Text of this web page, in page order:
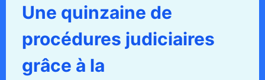
Une quinzaine de
procédures judiciaires
grâce à la